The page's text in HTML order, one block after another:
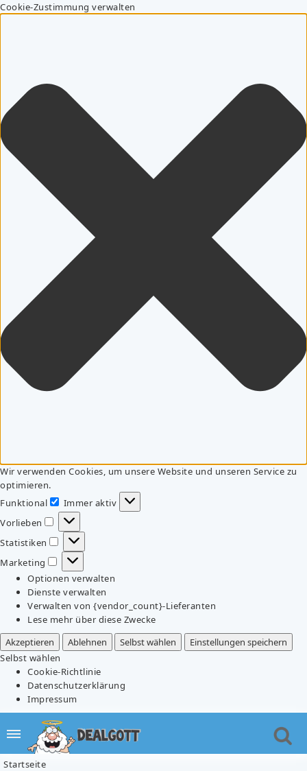
Cookie-Zustimmung verwalten
Wir verwenden Cookies, um unsere Website und unseren Service zu
optimieren.
Funktional
Funktional
Immer aktiv
Vorlieben
Vorlieben
Statistiken
Statistiken
Marketing
Marketing
Optionen verwalten
Dienste verwalten
Verwalten von {vendor_count}-Lieferanten
Lese mehr über diese Zwecke
Akzeptieren
Ablehnen Selbst wählen
Einstellungen speichern
Selbst wählen
Cookie-Richtlinie
Datenschutzerklärung
Impressum
Startseite